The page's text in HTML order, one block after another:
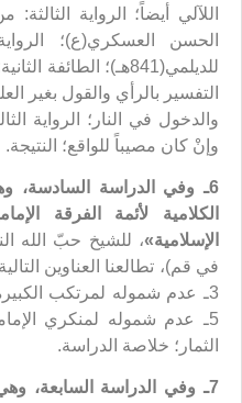
اللآلي أيضاً؛ الرواية
الحسن العسكري(ع)؛
للديلمي(841هـ)؛
التفسير بالرأي والقول بغير
والدخول في النار؛ الرواية
وإنْ كان مصيباً للواقع؛ النتيجة.
6ـ وفي الدراسة السادسة، وهي بعنوان «
الكلامية لأئمة الفرقة
الإسلامية»، للشيخ حبّ الله
في قم)،
5ـ عدم شموله لمنكري
الثمار؛ خلاصة الدراسة.
7ـ وفي الدراسة السابعة،